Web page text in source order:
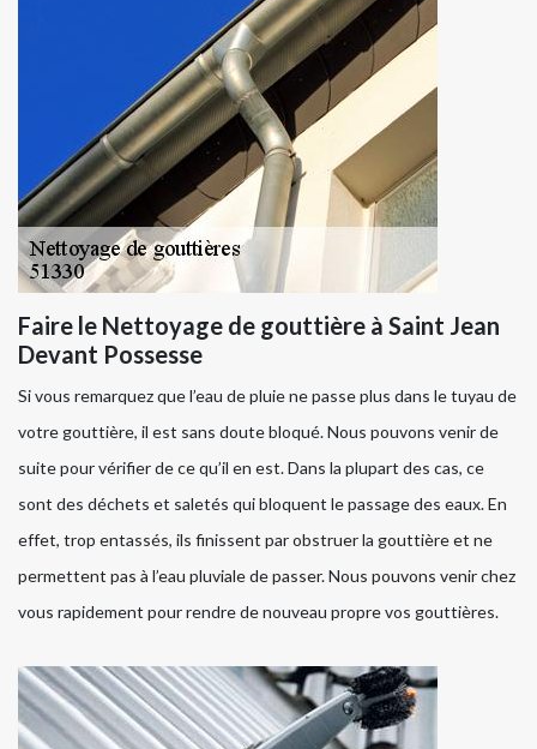
Faire le Nettoyage de gouttière à Saint Jean
Devant Possesse
Si vous remarquez que l’eau de pluie ne passe plus dans le tuyau de
votre gouttière, il est sans doute bloqué. Nous pouvons venir de
suite pour vérifier de ce qu’il en est. Dans la plupart des cas, ce
sont des déchets et saletés qui bloquent le passage des eaux. En
effet, trop entassés, ils finissent par obstruer la gouttière et ne
permettent pas à l’eau pluviale de passer. Nous pouvons venir chez
vous rapidement pour rendre de nouveau propre vos gouttières.